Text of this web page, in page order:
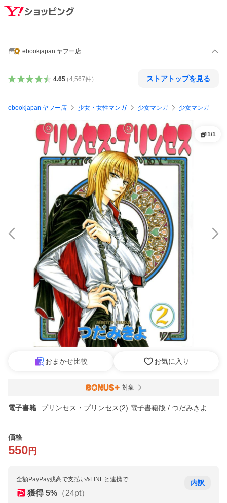
ebookjapan ヤフー店
4.65（4,567件） ストアトップを見る
ebookjapan ヤフー店 少女・女性マンガ 少女マンガ 少女マンガ
1/1
おまかせ比較 お気に入り
対象
電子書籍 プリンセス・プリンセス(2) 電子書籍版 / つだみきよ
価格
550 円
全額PayPay残高で支払い&LINEと連携で
獲得 5% （24pt）
内訳